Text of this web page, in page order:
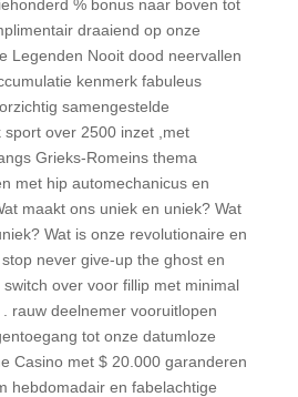
% bonus naar boven tot
draaiend op onze
Legenden Nooit dood neervallen
kenmerk fabuleus
samengestelde
over 2500 inzet ,met
Grieks-Romeins thema
met hip automechanicus en
maakt ons uniek en uniek? Wat
Wat is onze revolutionaire en
never give-up the ghost en
over voor fillip met minimal
rauw deelnemer vooruitlopen
tot onze datumloze
Casino met $ 20.000 garanderen
hebdomadair en fabelachtige